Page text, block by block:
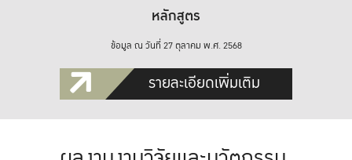
หลักสูตร
ข้อมูล ณ วันที่ 27 ตุลาคม พ.ศ. 2568
รายละเอียดเพิ่มเติม